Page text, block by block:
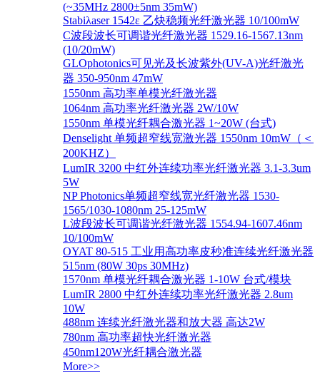
(~35MHz 2800±5nm 35mW)
Stabiλaser 1542ε 乙炔稳频光纤激光器 10/100mW
C波段波长可调谐光纤激光器 1529.16-1567.13nm
(10/20mW)
GLOphotonics可见光及长波紫外(UV-A)光纤激光
器 350-950nm 47mW
1550nm 高功率单模光纤激光器
1064nm 高功率光纤激光器 2W/10W
1550nm 单模光纤耦合激光器 1~20W (台式)
Denselight 单频超窄线宽激光器 1550nm 10mW（＜
200KHZ）
LumIR 3200 中红外连续功率光纤激光器 3.1-3.3um
5W
NP Photonics单频超窄线宽光纤激光器 1530-
1565/1030-1080nm 25-125mW
L波段波长可调谐光纤激光器 1554.94-1607.46nm
10/100mW
OYAT 80-515 工业用高功率皮秒准连续光纤激光器
515nm (80W 30ps 30MHz)
1570nm 单模光纤耦合激光器 1-10W 台式/模块
LumIR 2800 中红外连续功率光纤激光器 2.8um
10W
488nm 连续光纤激光器和放大器 高达2W
780nm 高功率超快光纤激光器
450nm120W光纤耦合激光器
More>>